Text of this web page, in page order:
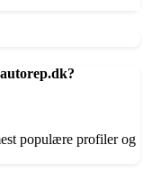
populære profiler og